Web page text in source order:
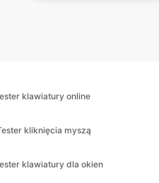
klawiatury online
kliknięcia myszą
klawiatury dla okien